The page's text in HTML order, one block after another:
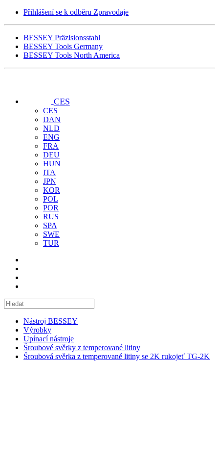
Přihlášení se k odběru Zpravodaje
BESSEY Präzisionsstahl
BESSEY Tools Germany
BESSEY Tools North America
CES
CES
DAN
NLD
ENG
FRA
DEU
HUN
ITA
JPN
KOR
POL
POR
RUS
SPA
SWE
TUR
Nástroj BESSEY
Výrobky
Upínací nástroje
Šroubové svěrky z temperované litiny
Šroubová svěrka z temperované litiny se 2K rukojeť TG-2K